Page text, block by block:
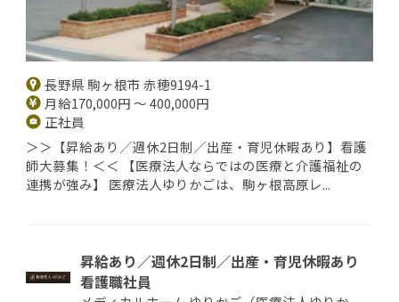
長野県 駒ヶ根市 赤穂9194-1
月給170,000円 ～ 400,000円
正社員
＞＞【昇給あり／週休2日制／出産・育児休暇あり】看護
師大募集！＜＜ 【医療法人ならではの医療と介護福祉の
連携が強み】 医療法人ゆりかごは、駒ヶ根高原レ...
昇給あり／週休2日制／出産・育児休暇あり
看護職社員